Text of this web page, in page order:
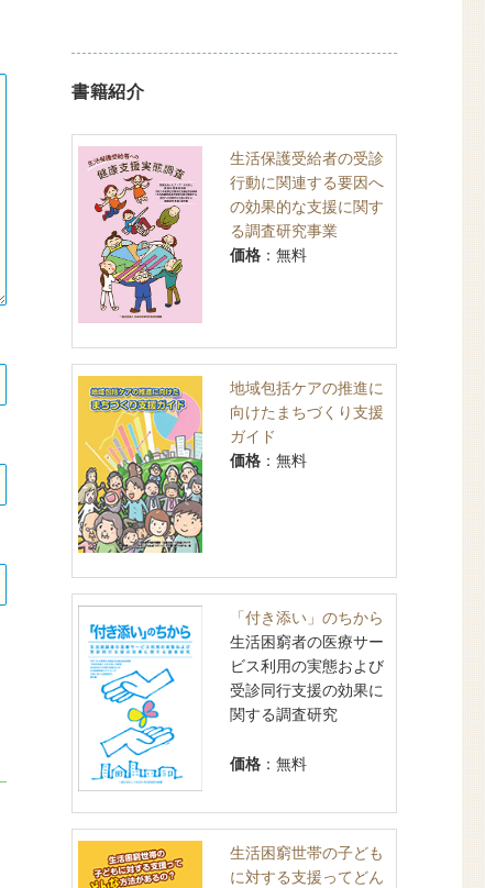
書籍紹介
生活保護受給者の受診
行動に関連する要因へ
の効果的な支援に関す
る調査研究事業
価格：無料
地域包括ケアの推進に
向けたまちづくり支援
ガイド
価格：無料
「付き添い」のちから
生活困窮者の医療サー
ビス利用の実態および
受診同行支援の効果に
関する調査研究
価格：無料
生活困窮世帯の子ども
に対する支援ってどん